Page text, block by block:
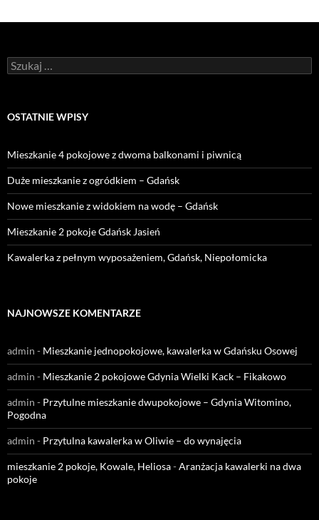
Szukaj:
OSTATNIE WPISY
Mieszkanie 4 pokojowe z dwoma balkonami i piwnicą
Duże mieszkanie z ogródkiem – Gdańsk
Nowe mieszkanie z widokiem na wodę – Gdańsk
Mieszkanie 2 pokoje Gdańsk Jasień
Kawalerka z pełnym wyposażeniem, Gdańsk, Niepołomicka
NAJNOWSZE KOMENTARZE
admin - Mieszkanie jednopokojowe, kawalerka w Gdańsku Osowej
admin - Mieszkanie 2 pokojowe Gdynia Wielki Kack – Fikakowo
admin - Przytulne mieszkanie dwupokojowe – Gdynia Witomino,
Pogodna
admin - Przytulna kawalerka w Oliwie – do wynajęcia
mieszkanie 2 pokoje, Kowale, Heliosa-Aranżacja kawalerki na dwa
pokoje